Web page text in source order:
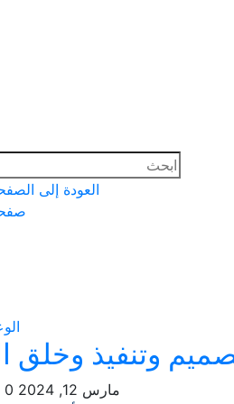
العودة إلى
وتنفيذ وخلق
مارس 12, 2024 0 التعليقات